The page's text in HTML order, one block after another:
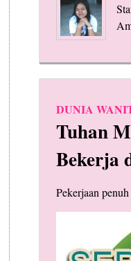
DUNIA
Tuhan
Bekerja
Pekerjaan